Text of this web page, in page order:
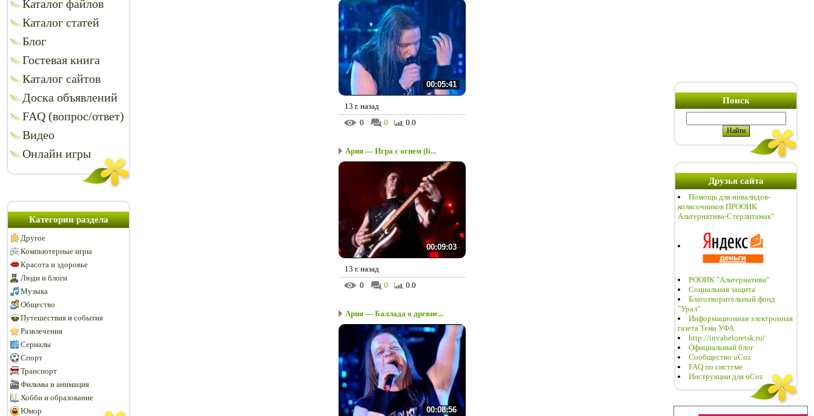
Каталог файлов
Каталог статей
Блог
Гостевая книга
Каталог сайтов
Доска объявлений
FAQ (вопрос/ответ)
Видео
Онлайн игры
Категории раздела
Другое
Компьютерные игры
Красота и здоровье
Люди и блоги
Музыка
Общество
Путешествия и события
Развлечения
Сериалы
Спорт
Транспорт
Фильмы и анимация
Хобби и образование
Юмор
00:05:41
13 г. назад
0
0 0.0
Ария — Игра с огнем (li...
00:09:03
13 г. назад
0
0 0.0
Ария — Баллада о древне...
00:08:56
Поиск
Друзья сайта
Помощь для инвалидов-
колясочников ПРООИК
Альтернатива-Стерлитамак"
РООИК "Альтернатива"
Социальная защита
Благотворительный фонд
"Урал"
Информационная электронная
газета Тема УФА
http://invabeloretsk.ru/
Официальный блог
Сообщество uCoz
FAQ по системе
Инструкции для uCoz